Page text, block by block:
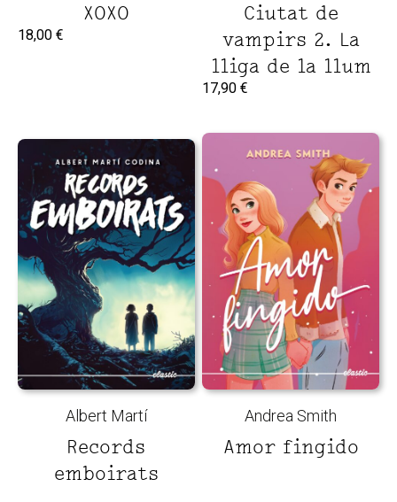
XOXO
18,00 €
Ciutat de
vampirs 2. La
lliga de la llum
17,90€
Albert Martí
Records
emboirats
Andrea Smith
Amor fingido